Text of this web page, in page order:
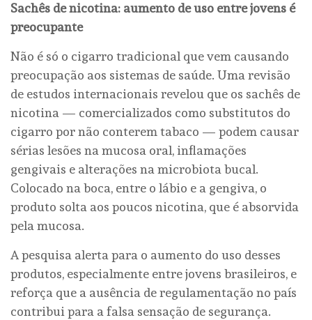
Sachês de nicotina: aumento de uso entre jovens é
preocupante
Não é só o cigarro tradicional que vem causando
preocupação aos sistemas de saúde. Uma revisão
de estudos internacionais revelou que os sachês de
nicotina — comercializados como substitutos do
cigarro por não conterem tabaco — podem causar
sérias lesões na mucosa oral, inflamações
gengivais e alterações na microbiota bucal.
Colocado na boca, entre o lábio e a gengiva, o
produto solta aos poucos nicotina, que é absorvida
pela mucosa.
A pesquisa alerta para o aumento do uso desses
produtos, especialmente entre jovens brasileiros, e
reforça que a ausência de regulamentação no país
contribui para a falsa sensação de segurança.